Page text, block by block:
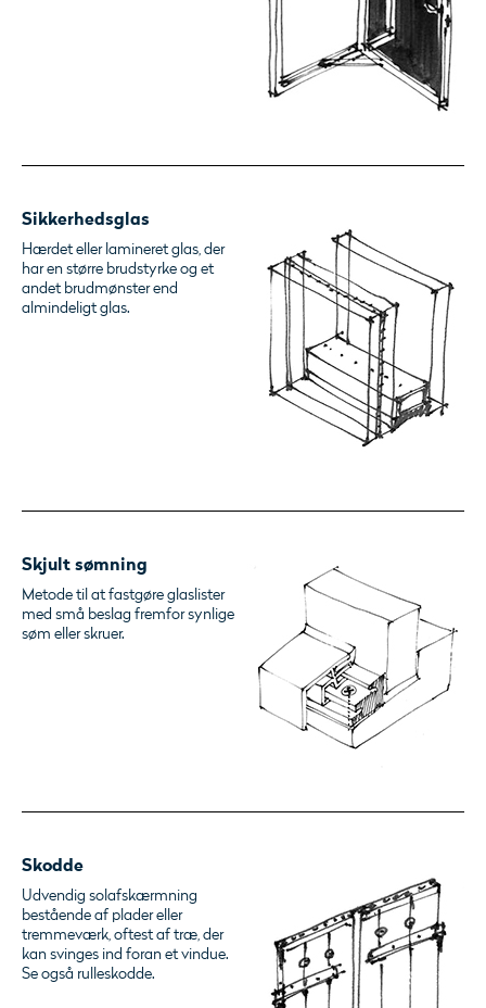
Sikkerhedsglas
Hærdet eller lamineret glas, der
har en større brudstyrke og et
andet brudmønster end
almindeligt glas.
Skjult sømning
Metode til at fastgøre glaslister
med små beslag fremfor synlige
søm eller skruer.
Skodde
Udvendig solafskærmning
bestående af plader eller
tremmeværk, oftest af træ, der
kan svinges ind foran et vindue.
Se også rulleskodde.